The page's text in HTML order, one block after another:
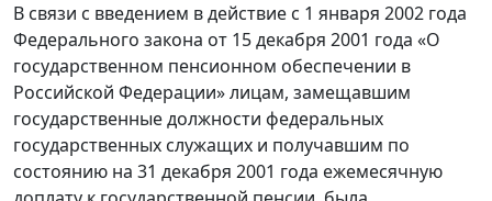
В связи с введением в действие с 1 января 2002 года
Федерального закона от 15 декабря 2001 года «О
государственном пенсионном обеспечении в
Российской Федерации» лицам, замещавшим
государственные должности федеральных
государственных служащих и получавшим по
состоянию на 31 декабря 2001 года ежемесячную